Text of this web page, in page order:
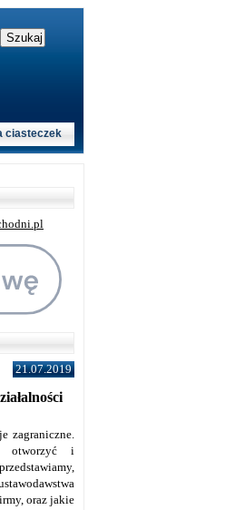
ciasteczek
21.07.2019
zagraniczne.
otworzyć i
oraz jakie